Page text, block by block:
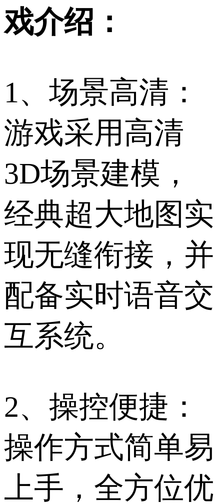
戏介绍：
1、场景高清：
游戏采用高清
3D场景建模，
经典超大地图实
现无缝衔接，并
配备实时语音交
互系统。
2、操控便捷：
操作方式简单易
上手，全方位优